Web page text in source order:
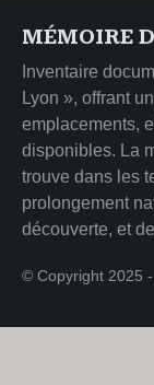
MÉMOIRE
Inventaire
Lyon », offrant
emplacements,
disponibles. La
trouve dans les
prolongement
découverte, et
© Copyright 2025 -